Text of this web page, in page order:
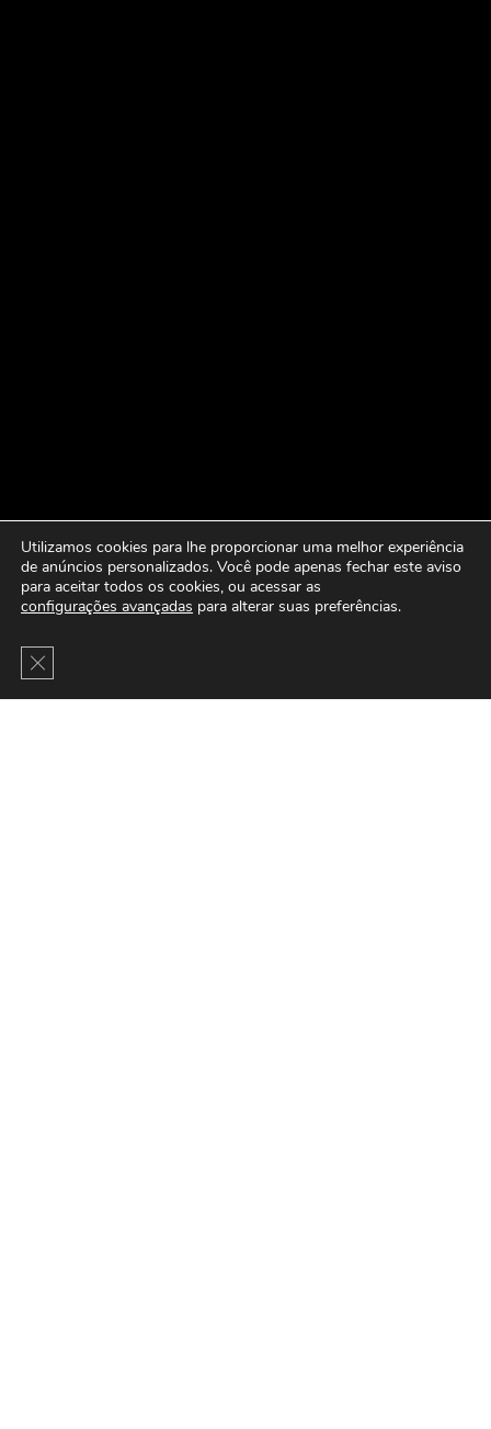
Utilizamos cookies para lhe proporcionar uma melhor experiência
de anúncios personalizados. Você pode apenas fechar este aviso
para aceitar todos os cookies, ou acessar as
configurações avançadas para alterar suas preferências.
Close GDPR Cookie Banner